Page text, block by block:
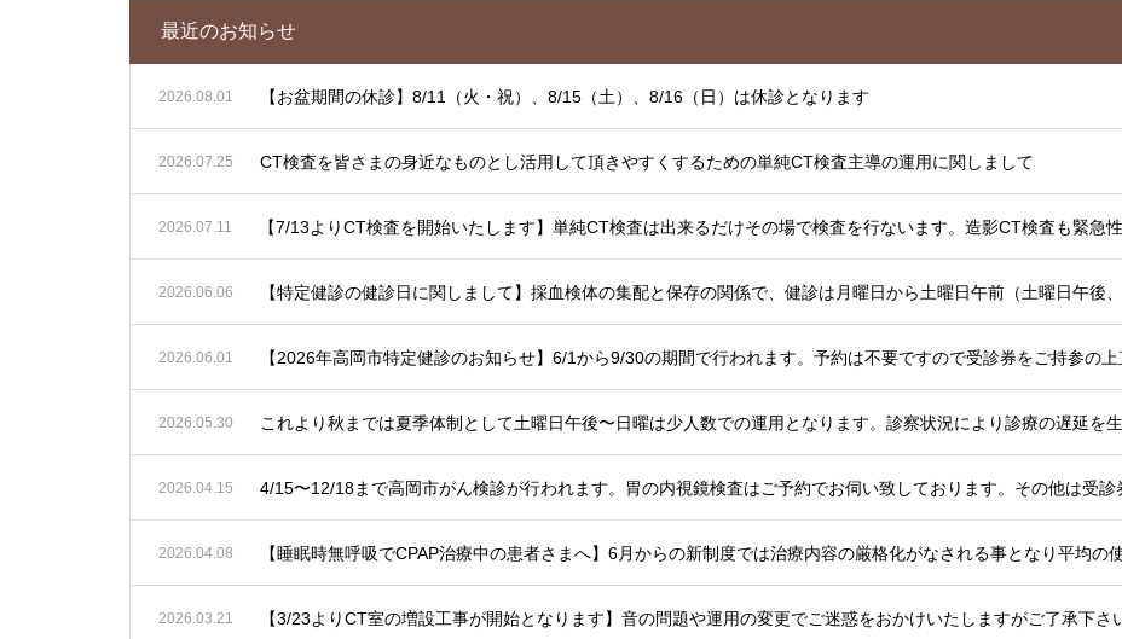
最近のお知らせ
2026.08.01 【お盆期間の休診】8/11（火・祝）、8/15（土）、8/16（日）は休診となります
2026.07.25 CT検査を皆さまの身近なものとし活用して頂きやすくするための単純CT検査主導の運用に関しまして
2026.07.11
2026.06.06 【特定健診の健診日に関しまして】採血検体の集配と保存の関係で、健診は月曜日から土曜日午前（土曜日午後
2026.06.01
2026.05.30
2026.04.15 4/15〜12/18まで高岡市がん検診が行われます。胃の内視鏡検査はご予約でお伺い致しております。その他は受診
2026.04.08
2026.03.21 【3/23よりCT室の増設工事が開始となります】音の問題や運用の変更でご迷惑をおかけいたしますがご了承下さ